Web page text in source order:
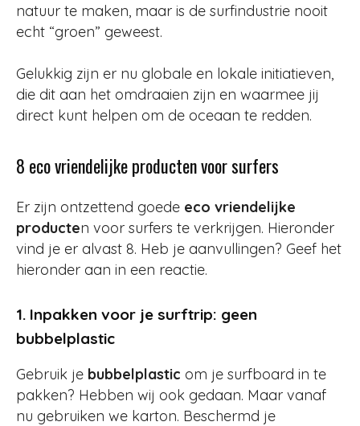
natuur te maken, maar is de surfindustrie nooit
echt “groen” geweest.
Gelukkig zijn er nu globale en lokale initiatieven,
die dit aan het omdraaien zijn en waarmee jij
direct kunt helpen om de oceaan te redden.
8 eco vriendelijke producten voor surfers
Er zijn ontzettend goede eco vriendelijke
producten voor surfers te verkrijgen. Hieronder
vind je er alvast 8. Heb je aanvullingen? Geef het
hieronder aan in een reactie.
1. Inpakken voor je surftrip: geen
bubbelplastic
Gebruik je bubbelplastic om je surfboard in te
pakken? Hebben wij ook gedaan. Maar vanaf
nu gebruiken we karton. Beschermd je